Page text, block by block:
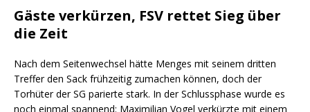
Gäste verkürzen, FSV rettet Sieg über
die Zeit
Nach dem Seitenwechsel hätte Menges mit seinem dritten
Treffer den Sack frühzeitig zumachen können, doch der
Torhüter der SG parierte stark. In der Schlussphase wurde es
noch einmal spannend: Maximilian Vogel verkürzte mit einem